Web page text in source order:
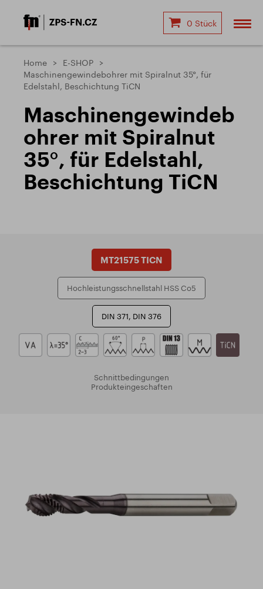
0 Stück
Home
E-SHOP
Maschinengewindebohrer mit Spiralnut 35°, für
Edelstahl, Beschichtung TiCN
Maschinengewindeb
ohrer mit Spiralnut
35°, für Edelstahl,
Beschichtung TiCN
MT21575 TICN
Hochleistungsschnellstahl HSS Co5
DIN 371, DIN 376
Schnittbedingungen
Produkteingeschaften